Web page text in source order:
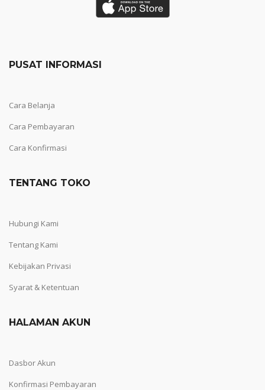
PUSAT INFORMASI
Cara Belanja
Cara Pembayaran
Cara Konfirmasi
TENTANG TOKO
Hubungi Kami
Tentang Kami
Kebijakan Privasi
Syarat & Ketentuan
HALAMAN AKUN
Dasbor Akun
Konfirmasi Pembayaran